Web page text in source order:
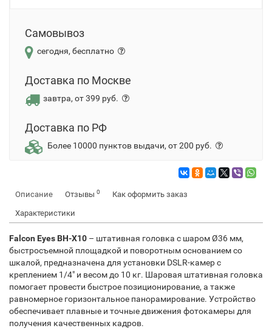
Самовывоз
сегодня, бесплатно
Доставка по Москве
завтра, от 399 руб.
Доставка по РФ
Более 10000 пунктов выдачи, от 200 руб.
Описание Отзывы 0 Как оформить заказ
Характеристики
Falcon Eyes ВН-X10 – штативная головка с шаром Ø36 мм,
быстросъемной площадкой и поворотным основанием со
шкалой, предназначена для установки DSLR-камер с
креплением 1/4" и весом до 10 кг. Шаровая штативная головка
помогает провести быстрое позиционирование, а также
равномерное горизонтальное панорамирование. Устройство
обеспечивает плавные и точные движения фотокамеры для
получения качественных кадров.